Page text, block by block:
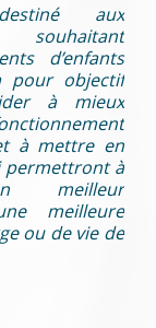
aux
d’enfants
pour objectif
à mieux
à mettre en
permettront à
meilleur
meilleure
ou de vie de